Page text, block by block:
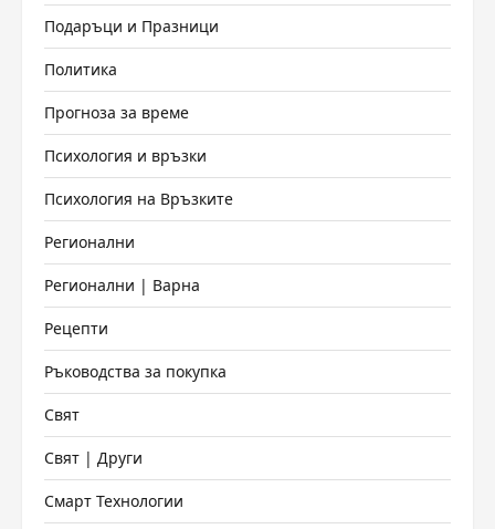
Подаръци и Празници
Политика
Прогноза за време
Психология и връзки
Психология на Връзките
Регионални
Регионални | Варна
Рецепти
Ръководства за покупка
Свят
Свят | Други
Смарт Технологии